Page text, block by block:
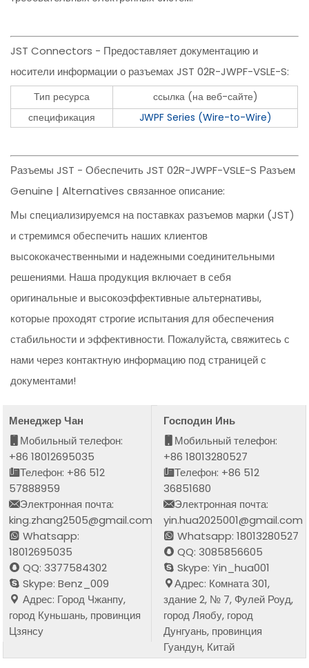
JST Connectors - Предоставляет документацию и
носители информации о разъемах JST 02R-JWPF-VSLE-S:
Тип ресурса
ссылка (на веб-сайте)
спецификация
JWPF Series (Wire-to-Wire)
Разъемы JST - Обеспечить JST 02R-JWPF-VSLE-S Разъем
Genuine | Alternatives связанное описание:
Мы специализируемся на поставках разъемов марки (JST)
и стремимся обеспечить наших клиентов
высококачественными и надежными соединительными
решениями. Наша продукция включает в себя
оригинальные и высокоэффективные альтернативы,
которые проходят строгие испытания для обеспечения
стабильности и эффективности. Пожалуйста, свяжитесь с
нами через контактную информацию под страницей с
документами!
Менеджер Чан
Мобильный телефон:
+86 18012695035
Телефон: +86 512
57888959
Электронная почта:
king.zhang2505@gmail.com
Whatsapp:
18012695035
QQ: 3377584302
Skype: Benz_009
Адрес: Город Чжанпу,
город Куньшань, провинция
Цзянсу
Господин Инь
Мобильный телефон:
+86 18013280527
Телефон: +86 512
36851680
Электронная почта:
yin.hua2025001@gmail.com
Whatsapp: 18013280527
QQ: 3085856605
Skype: Yin_hua001
Адрес: Комната 301,
здание 2, № 7, Фулей Роуд,
город Ляобу, город
Дунгуань, провинция
Гуандун, Китай